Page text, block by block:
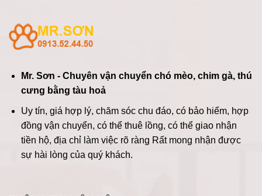
Mr. Sơn - Chuyên vận chuyển chó mèo, chim gà, thú
cưng bằng tàu hoả
Uy tín, giá hợp lý, chăm sóc chu đáo, có bảo hiểm, hợp
đồng vận chuyển, có thể thuê lồng, có thể giao nhận
tiền hộ, địa chỉ làm việc rõ ràng Rất mong nhận được
sự hài lòng của quý khách.